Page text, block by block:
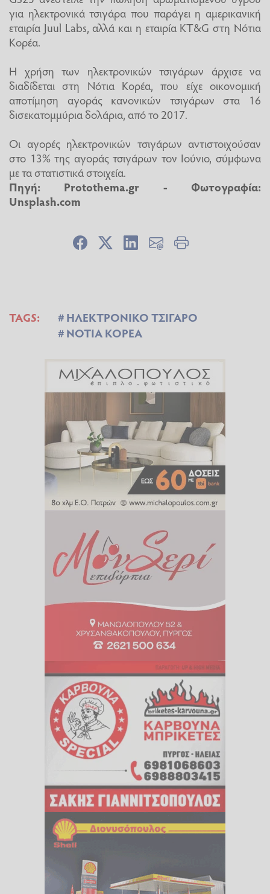
για ηλεκτρονικά τσιγάρα που παράγει η αμερικανική
εταιρία Juul Labs, αλλά και η εταιρία KT&G στη Νότια
Κορέα.
Η χρήση των ηλεκτρονικών τσιγάρων άρχισε να
διαδίδεται στη Νότια Κορέα, που είχε οικονομική
αποτίμηση αγοράς κανονικών τσιγάρων στα 16
δισεκατομμύρια δολάρια, από το 2017.
Οι αγορές ηλεκτρονικών τσιγάρων αντιστοιχούσαν
στο 13% της αγοράς τσιγάρων τον Ιούνιο, σύμφωνα
με τα στατιστικά στοιχεία.
Πηγή: Protothema.gr - Φωτογραφία:
Unsplash.com
TAGS:
ΗΛΕΚΤΡΟΝΙΚΟ ΤΣΙΓΑΡΟ
ΝΟΤΙΑ ΚΟΡΕΑ